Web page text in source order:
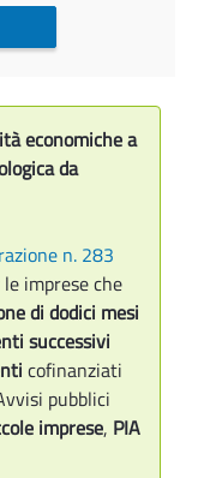
economiche a
da
n. 283
imprese che
di dodici mesi
successivi
cofinanziati
pubblici
imprese, PIA